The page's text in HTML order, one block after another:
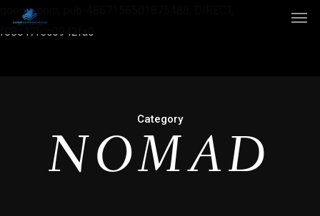
google.com, pub-4867156501875488, DIRECT,
f08c47fec0942fa0
Category
NOMAD